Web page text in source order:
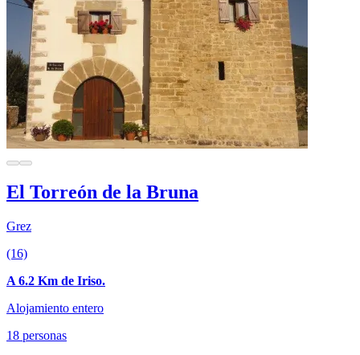
El Torreón de la Bruna
Grez
(16)
A 6.2 Km de Iriso.
Alojamiento entero
18 personas